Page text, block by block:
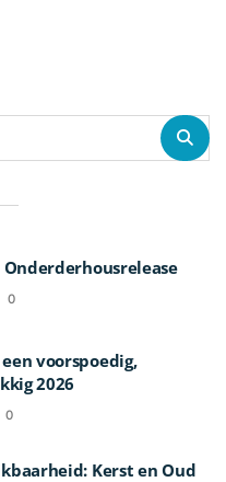
Onderderhousrelease
0
voorspoedig,
2026
0
Kerst en Oud